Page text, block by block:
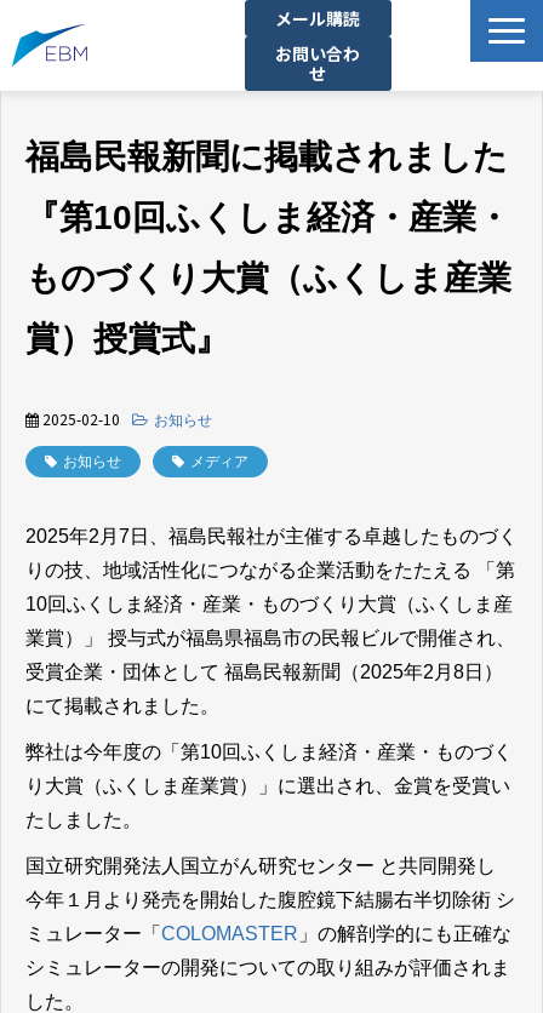
メール購読
お問い合わ
せ
製品・サービス一覧
プロジェクト・実績
お知らせ
資料ダウンロード
福島民報新聞に掲載されました
『第10回ふくしま経済・産業・
ものづくり大賞（ふくしま産業
賞）授賞式』
2025-02-10 お知らせ
お知らせ メディア
2025年2月7日、福島民報社が主催する卓越したものづく
りの技、地域活性化につながる企業活動をたたえる 「第
10回ふくしま経済・産業・ものづくり大賞（ふくしま産
業賞）」 授与式が福島県福島市の民報ビルで開催され、
受賞企業・団体として 福島民報新聞（2025年2月8日）
にて掲載されました。
弊社は今年度の「第10回ふくしま経済・産業・ものづく
り大賞（ふくしま産業賞）」に選出され、金賞を受賞い
たしました。
国立研究開発法人国立がん研究センター と共同開発し
今年１月より発売を開始した腹腔鏡下結腸右半切除術 シ
ミュレーター「 COLOMASTER 」の解剖学的にも正確な
シミュレーターの開発についての取り組みが評価されま
した。